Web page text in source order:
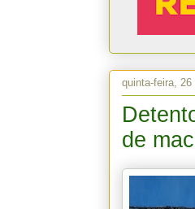
quinta-feira, 26
de